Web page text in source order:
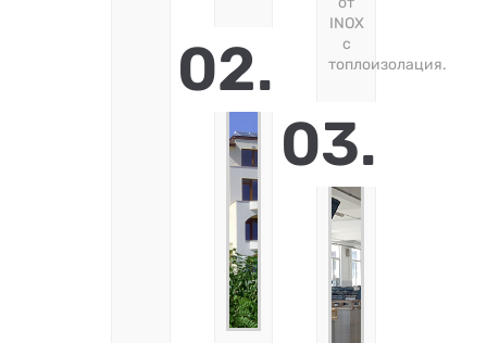
02.
INOX
с
топлоизолация.
03.